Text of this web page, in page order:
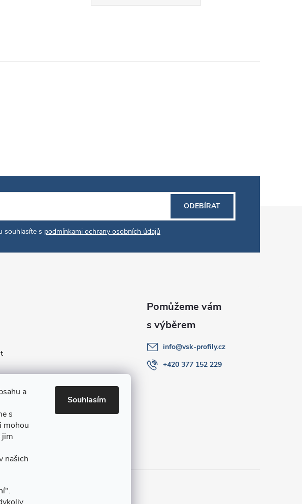
a
s
mohou
jim
našich
Souhlasím
souhlasíte s podmínkami ochrany osobních údajů
ODEBÍRAT
info@vsk-profily.cz
+420 377 152 229
dopravy